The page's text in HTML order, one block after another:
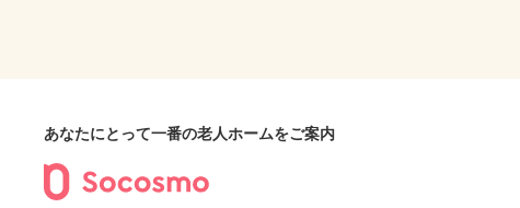
あなたにとって一番の老人ホームをご案内